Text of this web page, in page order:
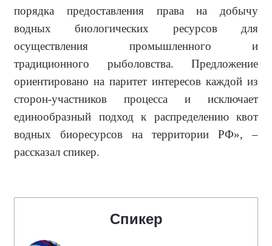
порядка предоставления права на добычу
водных биологических ресурсов для
осуществления промышленного и
традиционного рыболовства. Предложение
ориентировано на паритет интересов каждой из
сторон-участников процесса и исключает
единообразный подход к распределению квот
водных биоресурсов на территории РФ», –
рассказал спикер.
Спикер